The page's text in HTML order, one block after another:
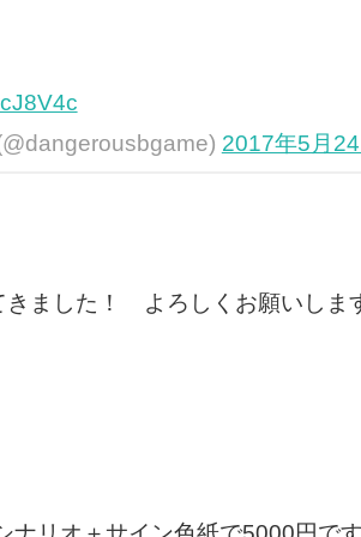
2017年5月24
ました！ よろしくお願いしま